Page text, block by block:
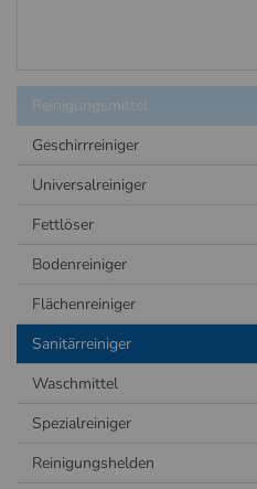
Reinigungsmittel
Geschirrreiniger
Universalreiniger
Fettlöser
Bodenreiniger
Flächenreiniger
Sanitärreiniger
Waschmittel
Spezialreiniger
Reinigungshelden